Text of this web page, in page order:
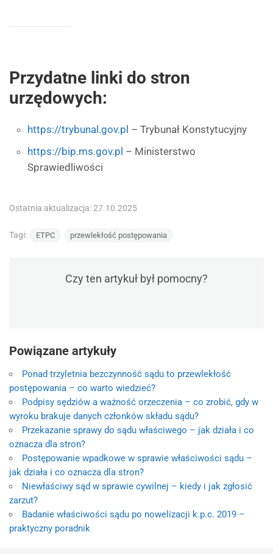
Przydatne linki do stron
urzędowych:
https://trybunal.gov.pl – Trybunał Konstytucyjny
https://bip.ms.gov.pl – Ministerstwo
Sprawiedliwości
Ostatnia aktualizacja: 27.10.2025
Tagi: ETPC przewlekłość postępowania
Czy ten artykuł był pomocny?
Powiązane artykuły
Ponad trzyletnia bezczynność sądu to przewlekłość
postępowania – co warto wiedzieć?
Podpisy sędziów a ważność orzeczenia – co zrobić, gdy w
wyroku brakuje danych członków składu sądu?
Przekazanie sprawy do sądu właściwego – jak działa i co
oznacza dla stron?
Postępowanie wpadkowe w sprawie właściwości sądu –
jak działa i co oznacza dla stron?
Niewłaściwy sąd w sprawie cywilnej – kiedy i jak zgłosić
zarzut?
Badanie właściwości sądu po nowelizacji k.p.c. 2019 –
praktyczny poradnik